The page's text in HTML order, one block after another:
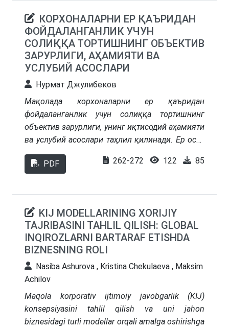
doirasida o‘rganish, dissonans-atribut, kam ishtirok
ierarxiyalari reklamalarda qo‘llanilishi nuqtai
nazaridan yoritilgan.
КОРХОНАЛАРНИ ЕР ҚАЪРИДАН
ФОЙДАЛАНГАНЛИК УЧУН
СОЛИҚҚА ТОРТИШНИНГ ОБЪЕКТИВ
ЗАРУРЛИГИ, АҲАМИЯТИ ВА
УСЛУБИЙ АСОСЛАРИ
Нурмат Джулибеков
Мақолада корхоналарни ер қаъридан
фойдаланганлик учун солиққа тортишнинг
объектив зарурлиги, унинг иқтисодий аҳамияти
ва услубий асослари таҳлил қилинади. Ер ости
ресурсларидан фойдаланиш жараёнида солиқ
сиёсати муҳим восита бўлиб, давлат бюджети
аҳамиятга эга. Шунингдек, мақолада халқаро
тажриба таҳлил қилиниб, Ўзбекистон учун
самарали моделлар таклиф қилинади.
PDF 262-272 122 85
KIJ MODELLARINING XORIJIY
TAJRIBASINI TAHLIL QILISH: GLOBAL
INQIROZLARNI BARTARAF ETISHDA
BIZNESNING ROLI
Nasiba Ashurova , Kristina Chekulaeva , Maksim
Achilov
Maqola korporativ ijtimoiy javobgarlik (KIJ)
konsepsiyasini tahlil qilish va uni jahon
biznesidagi turli modellar orqali amalga oshirishga